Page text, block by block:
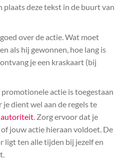
plaats deze tekst in de buurt van
over de actie. Wat moet
als hij gewonnen, hoe lang is
je een kraskaart (bij
actie is toegestaan
dient wel aan de regels te
. Zorg ervoor dat je
jouw actie hieraan voldoet. De
ten alle tijden bij jezelf en